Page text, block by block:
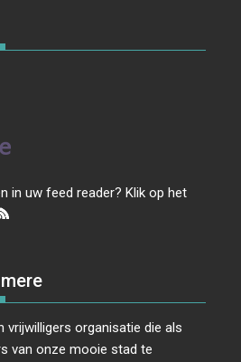
in uw feed reader? Klik op het
vrijwilligers organisatie die als
van onze mooie stad te